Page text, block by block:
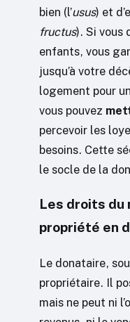
bien (l’usus) et
fructus). Si vous
enfants, vous
jusqu’à votre
logement pour
vous pouvez
percevoir les
besoins. Cette
le socle de la
Les droits du
propriété en
Le donataire,
propriétaire. Il
mais ne peut ni